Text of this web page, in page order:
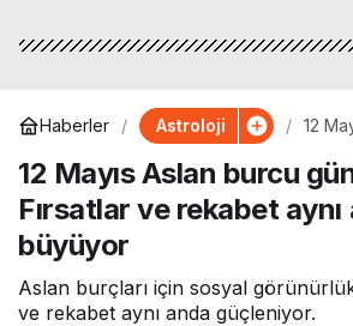
Haberler Astroloji
12
ve
12 Mayıs Aslan burcu
Fırsatlar ve rekabet aynı
büyüyor
Aslan burçları için sosyal
ve rekabet aynı anda güçleniyor.